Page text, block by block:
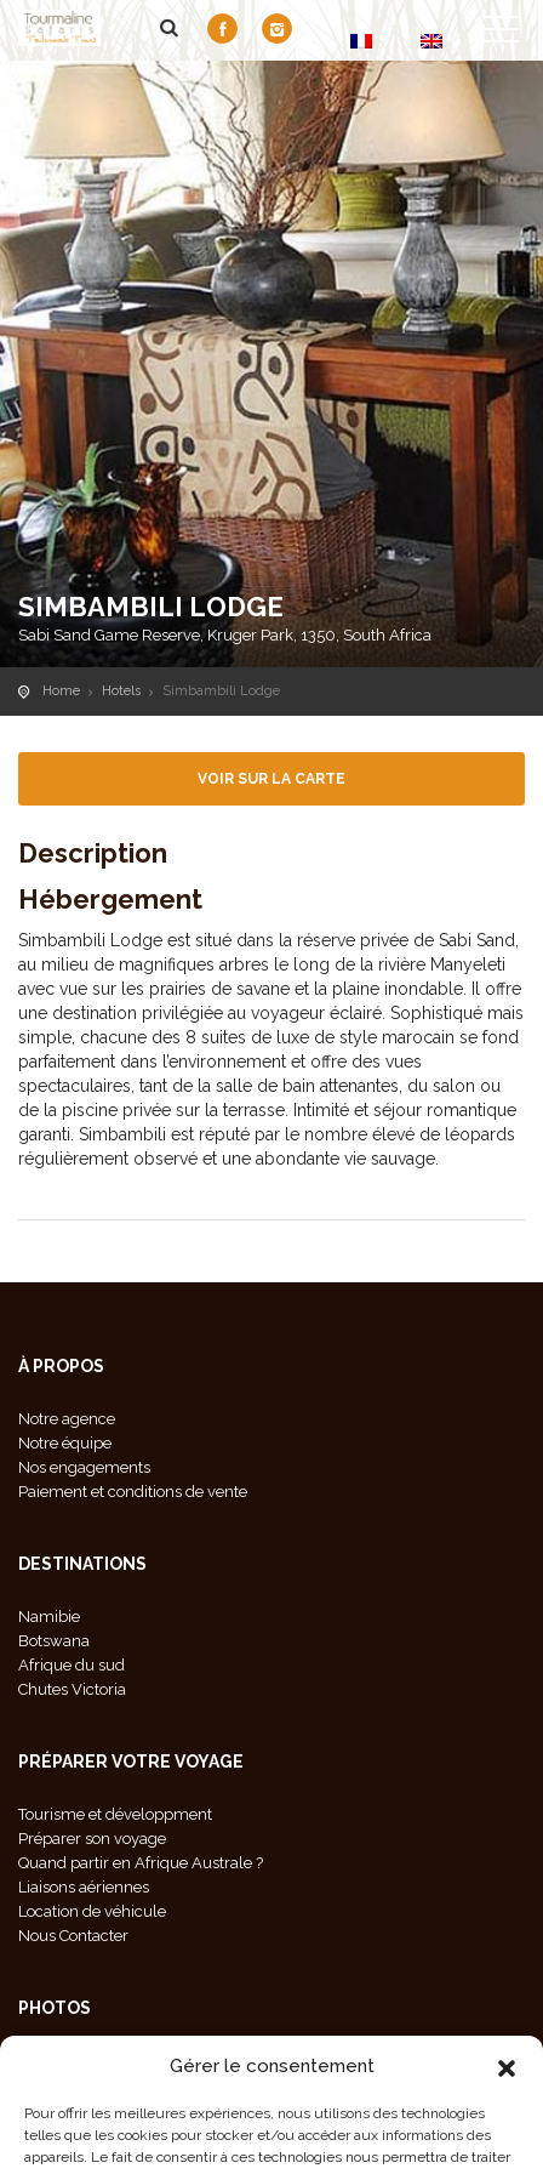
Gérer le consentement
Pour offrir les meilleures expériences, nous utilisons des technologies
telles que les cookies pour stocker et/ou accéder aux informations des
appareils. Le fait de consentir à ces technologies nous permettra de traiter
SIMBAMBILI LODGE
Sabi Sand Game Reserve, Kruger Park, 1350, South Africa
Home Hotels Simbambili Lodge
VOIR SUR LA CARTE
Description
Hébergement
Simbambili Lodge est situé dans la réserve privée de Sabi Sand,
au milieu de magnifiques arbres le long de la rivière Manyeleti
avec vue sur les prairies de savane et la plaine inondable. Il offre
une destination privilégiée au voyageur éclairé. Sophistiqué mais
simple, chacune des 8 suites de luxe de style marocain se fond
parfaitement dans l’environnement et offre des vues
spectaculaires, tant de la salle de bain attenantes, du salon ou
de la piscine privée sur la terrasse. Intimité et séjour romantique
garanti. Simbambili est réputé par le nombre élevé de léopards
régulièrement observé et une abondante vie sauvage.
À PROPOS
Notre agence
Notre équipe
Nos engagements
Paiement et conditions de vente
DESTINATIONS
Namibie
Botswana
Afrique du sud
Chutes Victoria
PRÉPARER VOTRE VOYAGE
Tourisme et développment
Préparer son voyage
Quand partir en Afrique Australe ?
Liaisons aériennes
Location de véhicule
Nous Contacter
PHOTOS
Photos Paysages
Photos Population
Crédit Photos